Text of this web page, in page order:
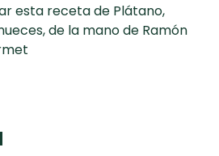
Tiramisú
esta receta de Plátano,
de la mano de Ramón